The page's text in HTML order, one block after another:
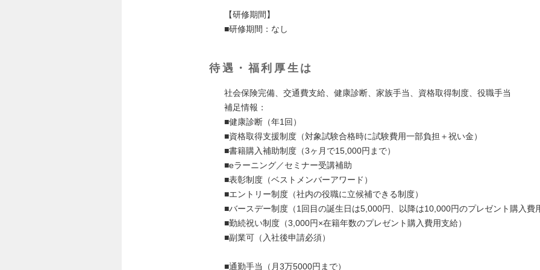
【研修期間】
■研修期間：なし
待遇・福利厚生は
社会保険完備、交通費支給、健康診断、家族手当、資格取得制度、役職手当
補足情報：
■健康診断（年1回）
■資格取得支援制度（対象試験合格時に試験費用一部負担＋祝い金）
■書籍購入補助制度（3ヶ月で15,000円まで）
■eラーニング／セミナー受講補助
■表彰制度（ベストメンバーアワード）
■エントリー制度（社内の役職に立候補できる制度）
■バースデー制度（1回目の誕生日は5,000円、以降は10,000円のプレゼント購入費
■勤続祝い制度（3,000円×在籍年数のプレゼント購入費用支給）
■副業可（入社後申請必須）
■通勤手当（月3万5000円まで）